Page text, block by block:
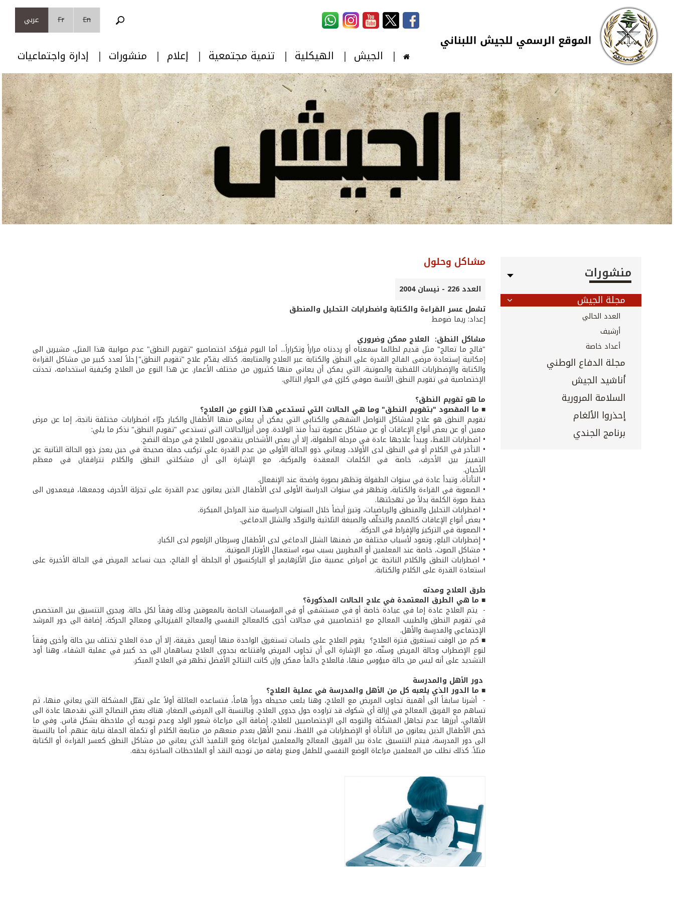
تجاوز إلى المحتوى الرئيسي
Skip to navigation
En
Fr عربي
الجيش الهيكلية تنمية مجتمعية إعلام منشورات إدارة واجتماعيات
منشورات
مجلة الجيش
العدد الحالي
أرشيف
أعداد خاصة
مجلة الدفاع الوطني
أناشيد الجيش
السلامة المرورية
إحذروا الألغام
برنامج الجندي
مشاكل وحلول
العدد 226 - نيسان 2004
تشمل عسر القراءة والكتابة واضطرابات التحليل والمنطق
إعداد: ريما ضومط
مشاكل النطق: العلاج ممكن وضروري
"فالج ما تعالج" مثل قديم لطالما سمعناه أو رددناه مراراً وتكراراً... أما اليوم فيؤكد اختصاصيو "تقويم النطق" عدم صوابية هذا المثل، مشيرين الى
إمكانية إستعادة مرضى الفالج القدرة على النطق والكتابة عبر العلاج والمتابعة. كذلك يقدّم علاج "تقويم النطق"|حلاً لعدد كبير من مشاكل القراءة
والكتابة والإضطرابات اللفظية والصوتية، التي يمكن أن يعاني منها كثيرون من مختلف الأعمار. عن هذا النوع من العلاج وكيفية استخدامه، تحدثت
الإختصاصية في تقويم النطق الآنسة صوفي كلزي في الحوار التالي.
ما هو تقويم النطق؟
■ ما المقصود "بتقويم النطق" وما هي الحالات التي تستدعي هذا النوع من العلاج؟
­تقويم النطق هو علاج لمشاكل التواصل الشفهي والكتابي التي يمكن أن يعاني منها الأطفال والكبار جرّاء اضطرابات مختلفة ناتجة، إما عن مرض
معين أو عن بعض أنواع الإعاقات أو عن مشاكل عضوية تبدأ منذ الولادة. ومن أبرزالحالات التي تستدعي "تقويم النطق" نذكر ما يلي:
• اضطرابات اللفظ، ويبدأ علاجها عادة في مرحلة الطفولة، إلا أن بعض الأشخاص يتقدمون للعلاج في مرحلة النضج.
• التأخر في الكلام أو في النطق لدى الأولاد، ويعاني ذوو الحالة الأولى من عدم القدرة على تركيب جملة صحيحة في حين يعجز ذوو الحالة الثانية عن
التمييز بين الأحرف، خاصة في الكلمات المعقدة والمركبة، مع الإشارة الى أن مشكلتي النطق والكلام تترافقان في معظم
الأحيان.
• التأتأة، وتبدأ عادة في سنوات الطفولة وتظهر بصورة واضحة عند الإنفعال.
• الصعوبة في القراءة والكتابة، وتظهر في سنوات الدراسة الأولى لدى الأطفال الذين يعانون عدم القدرة على تجزئة الأحرف وجمعها، فيعمدون الى
حفظ صورة الكلمة بدلاً من تهجئتها.
• اضطرابات التحليل والمنطق والرياضيات، وتبرز أيضاً خلال السنوات الدراسية منذ المراحل المبكرة.
• بعض أنواع الإعاقات كالصمم والتخلّف والصبغة الثلاثية والتوحّد والشلل الدماغي.
• الصعوبة في التركيز والإفراط في الحركة.
• إضطرابات البلع، وتعود لأسباب مختلفة من ضمنها الشلل الدماغي لدى الأطفال وسرطان الزلعوم لدى الكبار.
• مشاكل الصوت، خاصة عند المعلمين أو المطربين بسبب سوء استعمال الأوتار الصوتية.
• اضطرابات النطق والكلام الناتجة عن أمراض عصبية مثل الألزهايمر أو الباركنسون أو الجلطة أو الفالج، حيث نساعد المريض في الحالة الأخيرة على
استعادة القدرة على الكلام والكتابة.
طرق العلاج ومدته
■ ما هي الطرق المعتمدة في علاج الحالات المذكورة؟
- ­ يتم العلاج عادة إما في عيادة خاصة أو في مستشفى أو في المؤسسات الخاصة بالمعوقين وذلك وفقاً لكل حالة. ويجري التنسيق بين المتخصص
في تقويم النطق والطبيب المعالج مع اختصاصيين في مجالات أخرى كالمعالج النفسي والمعالج الفيزيائي ومعالج الحركة، إضافة الى دور المرشد
الإجتماعي والمدرسة والأهل.
■ كم من الوقت تستغرق فترة العلاج؟ ­ يقوم العلاج على جلسات تستغرق الواحدة منها أربعين دقيقة، إلا أن مدة العلاج تختلف بين حالة وأخرى وفقاً
لنوع الإضطراب وحالة المريض وسنّه، مع الإشارة الى أن تجاوب المريض واقتناعه بجدوى العلاج يساهمان الى حد كبير في عملية الشفاء. وهنا أود
التشديد على أنه ليس من حالة ميؤوس منها، فالعلاج دائماً ممكن وإن كانت النتائج الأفضل تظهر في العلاج المبكر.
دور الأهل والمدرسة
■ ما الدور الذي يلعبه كل من الأهل والمدرسة في عملية العلاج؟
- ­ أشرنا سابقاً الى أهمية تجاوب المريض مع العلاج، وهنا يلعب محيطه دوراً هاماً، فتساعده العائلة أولاً على تقبّل المشكلة التي يعاني منها، ثم
تساهم مع الفريق المعالج في إزالة أي شكوك قد تراوده حول جدوى العلاج. وبالنسبة الى المرضى الصغار، هناك بعض النصائح التي نقدمها عادة الى
الأهالي، أبرزها عدم تجاهل المشكلة والتوجه الى الإختصاصيين للعلاج، إضافة الى مراعاة شعور الولد وعدم توجيه أي ملاحظة بشكل قاس. وفي ما
خص الأطفال الذين يعانون من التأتأة أو الإضطرابات في اللفظ، ننصح الأهل بعدم منعهم من متابعة الكلام أو تكملة الجملة نيابة عنهم. أما بالنسبة
الى دور المدرسة، فيتم التنسيق عادة بين الفريق المعالج والمعلمين لمراعاة وضع التلميذ الذي يعاني من مشاكل النطق كعسر القراءة أو الكتابة
مثلاً. كذلك نطلب من المعلمين مراعاة الوضع النفسي للطفل ومنع رفاقه من توجيه النقد أو الملاحظات الساخرة بحقه.